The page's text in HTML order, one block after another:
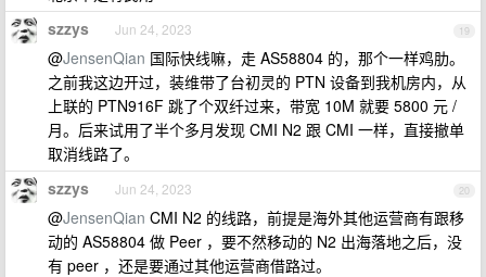
19
szzys Jun 24, 2023
@JensenQian 国际快线嘛，走 AS58804 的，那个一样鸡肋。
之前我这边开过，装维带了台初灵的 PTN 设备到我机房内，从
上联的 PTN916F 跳了个双纤过来，带宽 10M 就要 5800 元 /
月。后来试用了半个多月发现 CMI N2 跟 CMI 一样，直接撤单
取消线路了。
20
szzys Jun 24, 2023
@JensenQian CMI N2 的线路，前提是海外其他运营商有跟移
动的 AS58804 做 Peer ，要不然移动的 N2 出海落地之后，没
有 peer ，还是要通过其他运营商借路过。